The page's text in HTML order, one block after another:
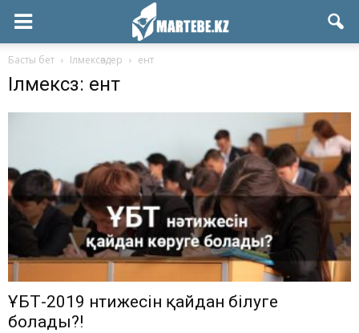
Басты бет Ілмексөздер ент
Ілмексөз: ент
ҰБТ-2019 нәтижесін қайдан білуге
болады?!